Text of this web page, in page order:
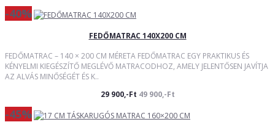
-40%
FEDŐMATRAC 140X200 CM
FEDŐMATRAC – 140 × 200 CM MÉRETA FEDŐMATRAC EGY PRAKTIKUS ÉS
KÉNYELMI KIEGÉSZÍTŐ MEGLÉVŐ MATRACODHOZ, AMELY JELENTŐSEN JAVÍTJA
AZ ALVÁS MINŐSÉGÉT ÉS K..
29 900,-Ft 49 900,-Ft
-45%